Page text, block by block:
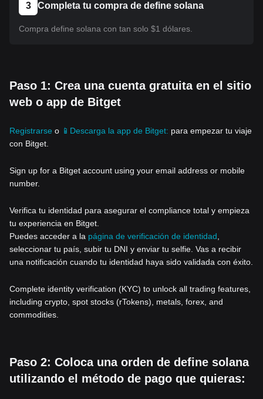
3 Completa tu compra de define solana
Compra define solana con tan solo $1 dólares.
Paso 1: Crea una cuenta gratuita en el sitio
web o app de Bitget
Registrarse o 📱Descarga la app de Bitget: para empezar tu viaje
con Bitget.
Sign up for a Bitget account using your email address or mobile
number.
Verifica tu identidad para asegurar el compliance total y empieza
tu experiencia en Bitget.
Puedes acceder a la página de verificación de identidad
seleccionar tu país, subir tu DNI y enviar tu selfie. Vas a recibir
una notificación cuando tu identidad haya sido validada con éxito.
Complete identity verification (KYC) to unlock all trading features,
including crypto, spot stocks (rTokens), metals, forex, and
commodities.
Paso 2: Coloca una orden de define solana
utilizando el método de pago que quieras: